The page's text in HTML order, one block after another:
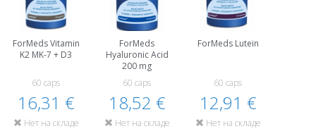
ForMeds Vitamin
K2 MK-7 + D3
60 caps
16,31 €
Нет на складе
ForMeds
Hyaluronic Acid
200 mg
60 caps
18,52 €
Нет на складе
ForMeds Lutein
60 caps
12,91 €
Нет на складе